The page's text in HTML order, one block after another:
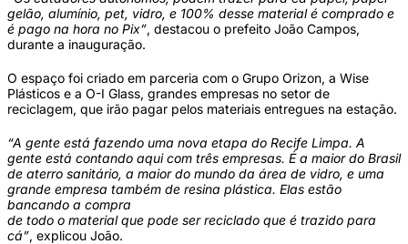
gelão, alumínio, pet, vidro, e 100% desse material é comprado e
é pago na hora no Pix”, destacou o prefeito João Campos,
durante a inauguração.
O espaço foi criado em parceria com o Grupo Orizon, a Wise
Plásticos e a O-I Glass, grandes empresas no setor de
reciclagem, que irão pagar pelos materiais entregues na estação.
“A gente está fazendo uma nova etapa do Recife Limpa. A
gente está contando aqui com três empresas. É a maior do Brasil
de aterro sanitário, a maior do mundo da área de vidro, e uma
grande empresa também de resina plástica. Elas estão
bancando a compra
de todo o material que pode ser reciclado que é trazido para
cá”, explicou João.